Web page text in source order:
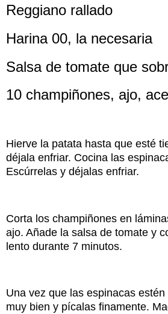
Reggiano rallado
Harina 00, la necesaria
Salsa de tomate que
10 champiñones, ajo,
Hierve la patata hasta que esté
déjala enfriar. Cocina las
Escúrrelas y déjalas enfriar.
Corta los champiñones en
ajo. Añade la salsa de tomate y
lento durante 7 minutos.
Una vez que las espinacas
muy bien y pícalas finamente.